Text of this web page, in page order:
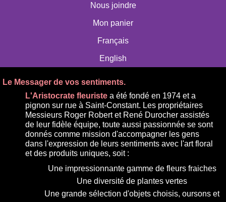
Nous joindre
Mon panier
Français
English
Le Messager de vos sentiments.
L'Aristocrate fleuriste a été fondé en 1974 et a
pignon sur rue à Saint-Constant. Les propriétaires
Messieurs Roger Robert et René Durocher assistés
de leur fidèle équipe, toute aussi passionnée se sont
donnés comme mission d'accompagner les gens
dans l'expression de leurs sentiments avec l'art floral
et des produits uniques, soit :
Une impressionnante gamme de fleurs fraiches
Une diversité de plantes vertes
Une grande sélection d'objets choisis, oursons et